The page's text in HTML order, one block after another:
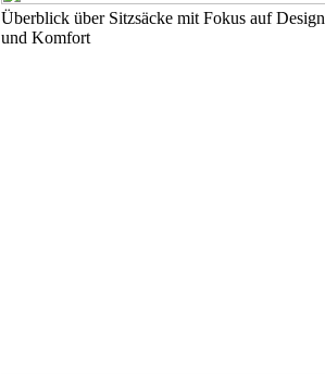
Überblick über Sitzsäcke mit Fokus auf Design
und Komfort